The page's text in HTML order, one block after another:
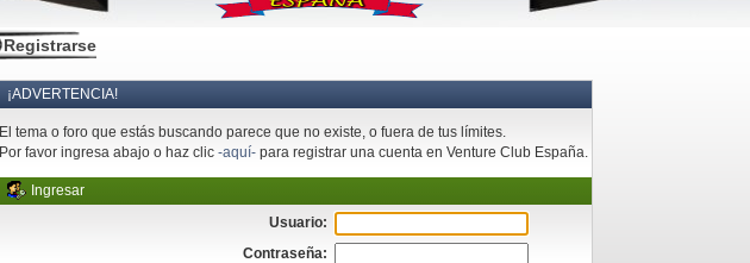
Registrarse
¡ADVERTENCIA!
El tema o foro que estás buscando parece que no existe, o fuera de tus límites.
Por favor ingresa abajo o haz clic-aquí- para registrar una cuenta en Venture Club España.
Ingresar
Usuario:
Contraseña: